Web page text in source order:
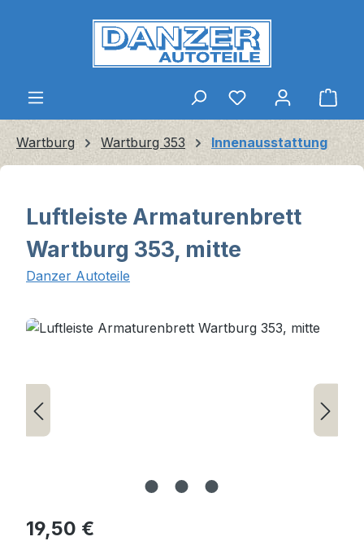
Zum Hauptinhalt springen
Wartburg Wartburg 353 Innenausstattung
Luftleiste Armaturenbrett
Wartburg 353, mitte
Danzer Autoteile
Bildergalerie überspringen
Regulärer Preis:
19,50 €